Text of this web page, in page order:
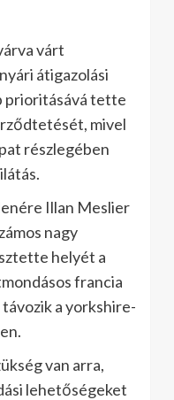
várt
átigazolási
prioritásává tette
mivel
részlegében
Illan Meslier
nagy
helyét a
francia
a yorkshire-
van arra,
lehetőségeket